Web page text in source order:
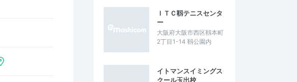
ＩＴＣ靱テニスセンタ
ー
大阪府大阪市西区靱本町
2丁目1-14 靱公園内
イトマンスイミングス
クール玉出校